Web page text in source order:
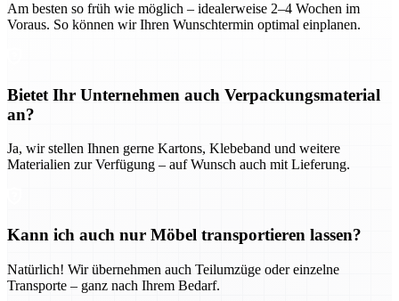
Am besten so früh wie möglich – idealerweise 2–4 Wochen im
Voraus. So können wir Ihren Wunschtermin optimal einplanen.
Bietet Ihr Unternehmen auch Verpackungsmaterial
an?
Ja, wir stellen Ihnen gerne Kartons, Klebeband und weitere
Materialien zur Verfügung – auf Wunsch auch mit Lieferung.
Kann ich auch nur Möbel transportieren lassen?
Natürlich! Wir übernehmen auch Teilumzüge oder einzelne
Transporte – ganz nach Ihrem Bedarf.